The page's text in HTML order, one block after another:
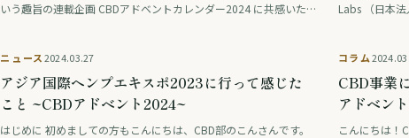
いう趣旨の連載企画 CBDアドベントカレンダー2024 に共感いた
Labs （日本
ニュース2024.03.27
アジア国際ヘンプエキスポ2023に行って感じた
こと ~CBDアドベント2024~
はじめに 初めましての方もこんにちは、CBD部のこんさんです。
コラム
CBD事業
アドベン
こんにちは！